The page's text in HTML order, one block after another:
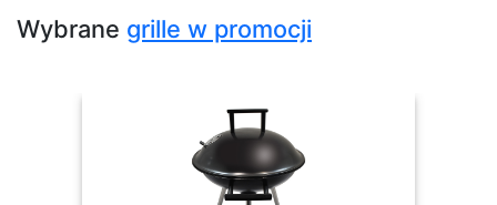
Wybrane grille w promocji